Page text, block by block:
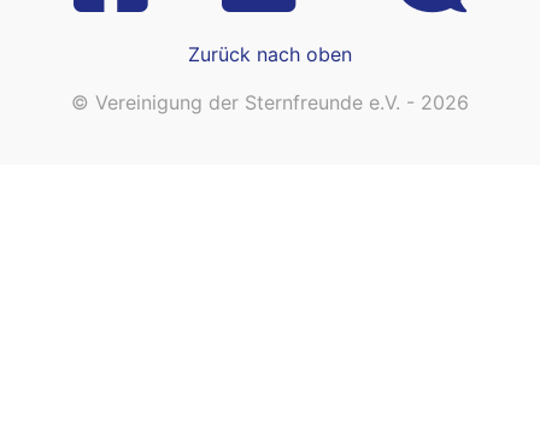
Zurück nach oben
© Vereinigung der Sternfreunde e.V. - 2026